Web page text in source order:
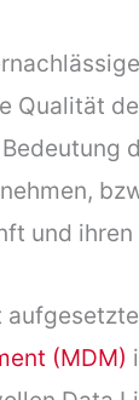
Qualität
und ihren
(MDM)